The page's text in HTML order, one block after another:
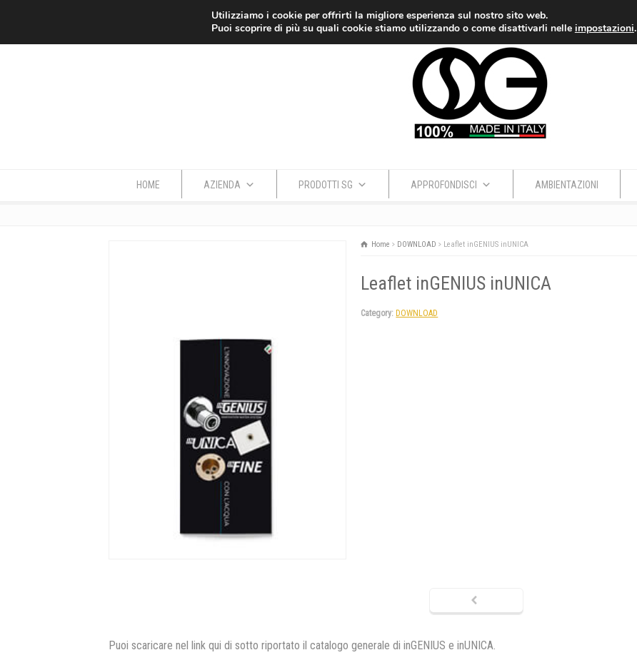
Contatti
HOME AZIENDA PRODOTTI SG APPROFONDISCI AMBIENTAZIONI
Home DOWNLOAD Leaflet inGENIUS inUNICA
Leaflet inGENIUS inUNICA
Category: DOWNLOAD
Puoi scaricare nel link qui di sotto riportato il catalogo generale di inGENIUS e inUNICA.
Utilizziamo i cookie per offrirti la migliore esperienza sul nostro sito web.
Puoi scoprire di più su quali cookie stiamo utilizzando o come disattivarli nelle impostazioni.